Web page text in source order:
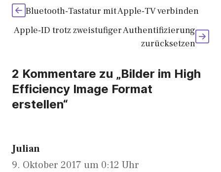
Bluetooth-Tastatur mit Apple-TV verbinden
Apple-ID trotz zweistufiger Authentifizierung
zurücksetzen
2 Kommentare zu „Bilder im High
Efficiency Image Format
erstellen“
Julian
9. Oktober 2017 um 0:12 Uhr